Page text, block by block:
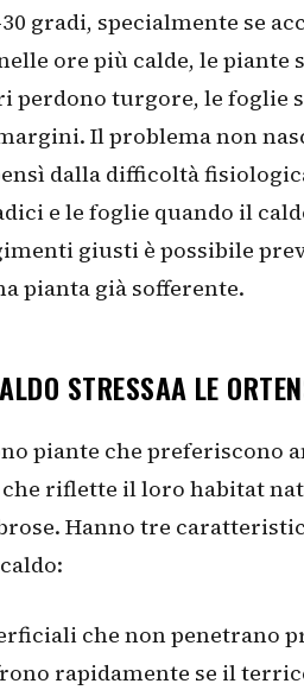
gradi, specialmente se
ore più calde, le piante
perdono turgore, le foglie
Il problema non
dalla difficoltà
e le foglie quando il
giusti è possibile
pianta già sofferente.
STRESSAA LE
piante che preferiscono
riflette il loro habitat
Hanno tre
che non penetrano
rapidamente se il